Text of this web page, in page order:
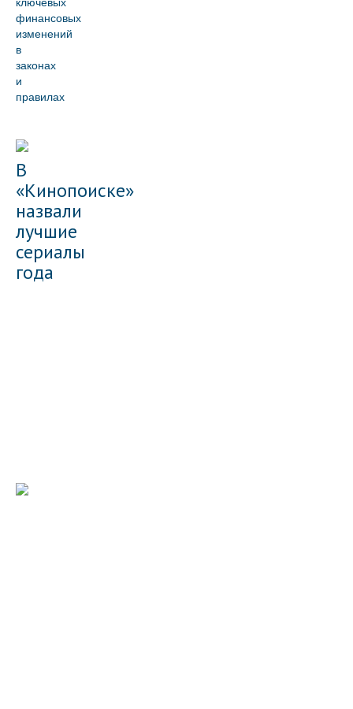
финансовых
изменений
в
законах
и
правилах
В
«Кинопоиске»
назвали
лучшие
сериалы
года